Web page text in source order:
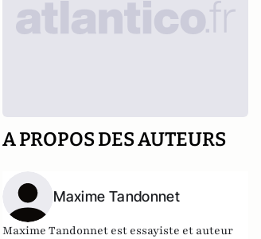
A PROPOS DES AUTEURS
Maxime Tandonnet
Maxime Tandonnet est essayiste et auteur